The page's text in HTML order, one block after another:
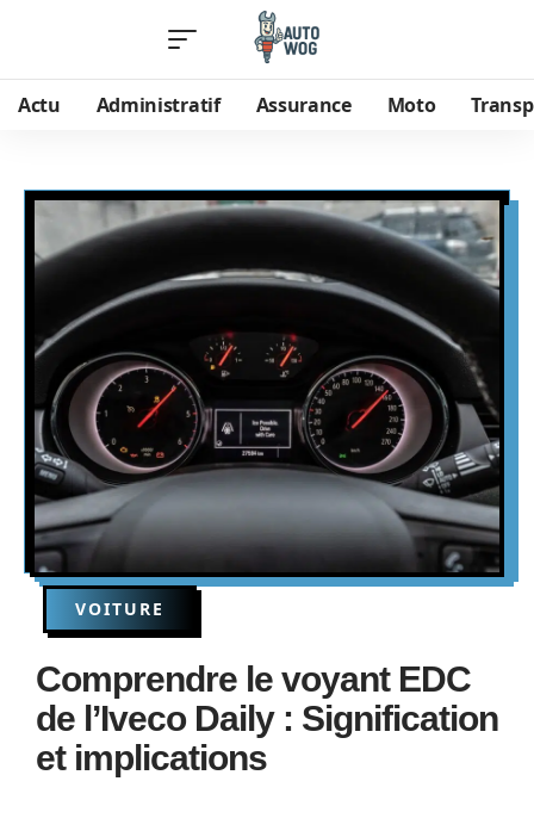
Actu Administratif Assurance Moto
VOITURE
Comprendre le voyant EDC
de l’Iveco Daily : Signification
et implications